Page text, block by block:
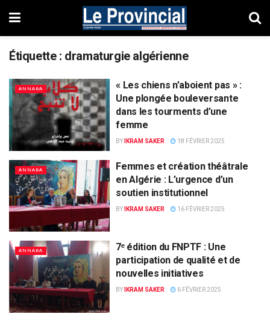
Étiquette : dramaturgie algérienne
ANNABA
« Les chiens n’aboient pas » :
Une plongée bouleversante
dans les tourments d’une
femme
BY IKRAM SAKER 18 FÉVRIER 2025
ANNABA
Femmes et création théâtrale
en Algérie : L’urgence d’un
soutien institutionnel
BY IKRAM SAKER 16 FÉVRIER 2025
ANNABA
7ᵉ édition du FNPTF : Une
participation de qualité et de
nouvelles initiatives
BY IKRAM SAKER 6 FÉVRIER 2025